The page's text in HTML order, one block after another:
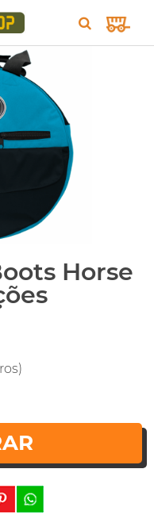
Horse